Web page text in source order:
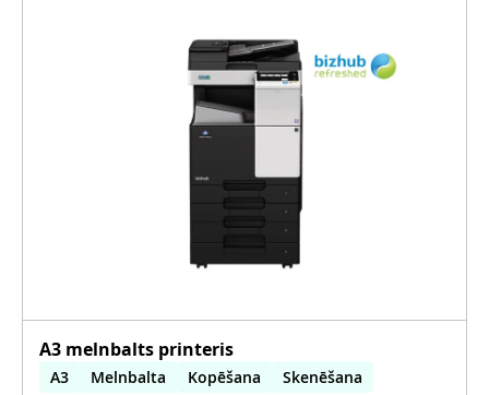
A3 melnbalts printeris
A3 Melnbalta Kopēšana
Skenēšana